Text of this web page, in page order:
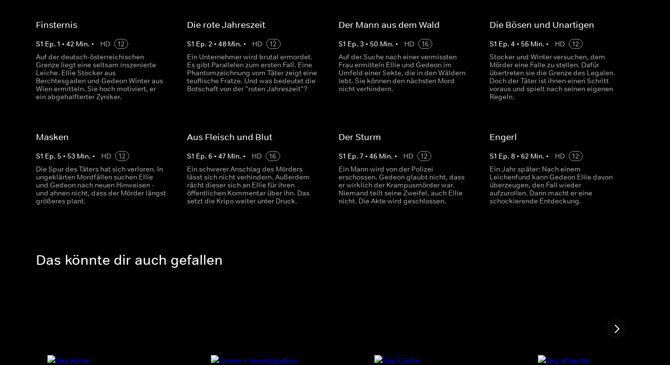
Finsternis
S1 Ep. 1 • 42 Min. • HD
12
Auf der deutsch-österreichischen
Grenze liegt eine seltsam inszenierte
Leiche. Ellie Stocker aus
Berchtesgaden und Gedeon Winter aus
Wien ermitteln. Sie hoch motiviert, er
ein abgehalfterter Zyniker.
Die rote Jahreszeit
S1 Ep.2 •48 Min. • HD
12
Ein Unternehmer wird brutal ermordet.
Es gibt Parallelen zum ersten Fall. Eine
Phantomzeichnung vom Täter zeigt eine
teuflische Fratze. Und was bedeutet die
Botschaft von der "roten Jahreszeit"?
Der Mann aus dem Wald
S1 Ep. 3 • 50 Min. • HD
16
Auf der Suche nach einer vermissten
Frau ermitteln Ellie und Gedeon im
Umfeld einer Sekte, die in den Wäldern
lebt. Sie können den nächsten Mord
nicht verhindern.
Die Bösen und Unartigen
S1 Ep. 4 • 56Min. • HD
12
Stocker und Winter versuchen, dem
Mörder eine Falle zu stellen. Dafür
übertreten sie die Grenze des Legalen.
Doch der Täter ist ihnen einen Schritt
voraus und spielt nach seinen eigenen
Regeln.
Masken
S1 Ep. 5 • 53 Min. • HD
12
Die Spur des Täters hat sich verloren. In
ungeklärten Mordfällen suchen Ellie
und Gedeon nach neuen Hinweisen -
und ahnen nicht, dass der Mörder längst
größeres plant.
Aus Fleisch und Blut
S1 Ep.6 •47 Min. • HD
16
Ein schwerer Anschlag des Mörders
lässt sich nicht verhindern. Außerdem
rächt dieser sich an Ellie für ihren
öffentlichen Kommentar über ihn. Das
setzt die Kripo weiter unter Druck.
Der Sturm
S1 Ep. 7• 46Min. • HD
12
Ein Mann wird von der Polizei
erschossen. Gedeon glaubt nicht, dass
er wirklich der Krampusmörder war.
Niemand teilt seine Zweifel, auch Ellie
nicht. Die Akte wird geschlossen.
Engerl
S1 Ep. 8• 62 Min. • HD
12
Ein Jahr später: Nach einem
Leichenfund kann Gedeon Ellie davon
überzeugen, den Fall wieder
aufzurollen. Dann macht er eine
schockierende Entdeckung.
Das könnte dir auch gefallen